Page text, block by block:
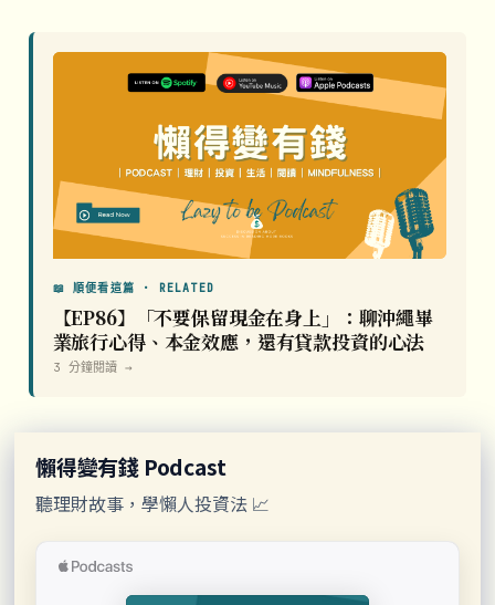
📖 順便看這篇 · RELATED
【EP86】「不要保留現金在身上」：聊沖繩畢
業旅行心得、本金效應，還有貸款投資的心法
3 分鐘閱讀 →
懶得變有錢 Podcast
聽理財故事，學懶人投資法 📈